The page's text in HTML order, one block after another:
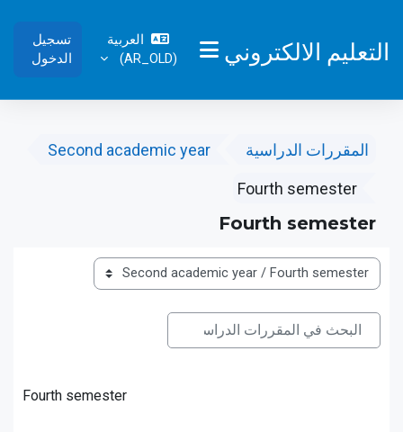
التعليم الالكتروني واجهة جانبية
العربية
‎(AR_OLD)‎
تسجيل
الدخول
المقررات الدراسية Second academic year
Fourth semester
Fourth semester
تصنيفات المقررات
البحث في المقررات الدراسية
البحث في المقررات الدراسية
Fourth semester